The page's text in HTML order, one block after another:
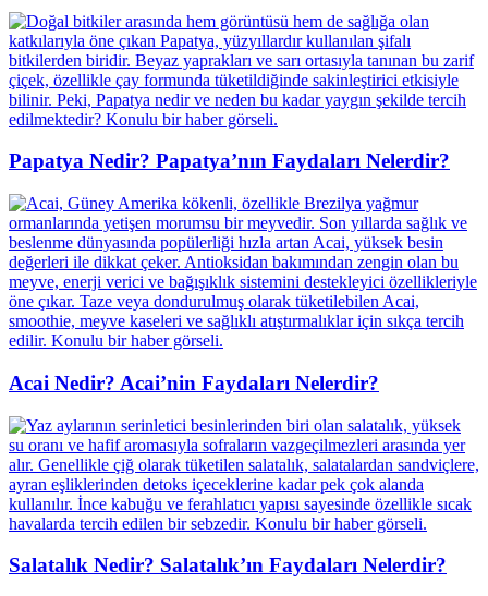
Papatya Nedir? Papatya’nın Faydaları Nelerdir?
Acai Nedir? Acai’nin Faydaları Nelerdir?
Salatalık Nedir? Salatalık’ın Faydaları Nelerdir?